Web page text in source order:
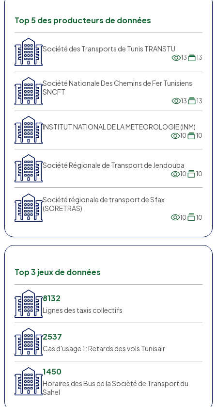
Top 5 des producteurs de données
Société des Transports de Tunis TRANSTU
13 13
Société Nationale Des Chemins de Fer Tunisiens
SNCFT
13 13
INSTITUT NATIONAL DE LA METEOROLOGIE (INM)
10 10
Société Régionale de Transport de Jendouba
10 10
Société régionale de transport de Sfax
(SORETRAS)
10 10
Top 3 jeux de données
8132
Lignes des taxis collectifs
2537
Cas d'usage 1: Retards des vols Tunisair
1450
Horaires des Bus de la Socièté de Transport du
Sahel